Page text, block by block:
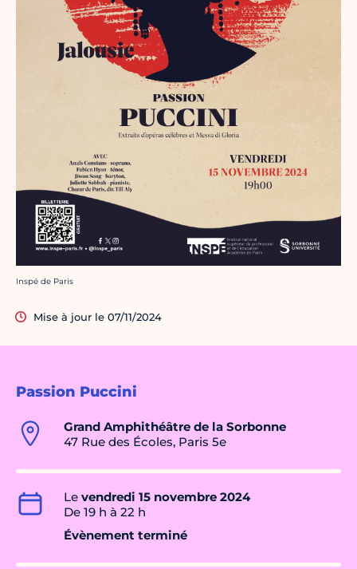
Passion Puccini
Grand Amphithéâtre de la Sorbonne
47 Rue des Écoles, Paris 5e
Le vendredi 15 novembre 2024
De 19 h à 22 h
Évènement terminé
Crédit photo :
Inspé de Paris
Mise à jour le 07/11/2024